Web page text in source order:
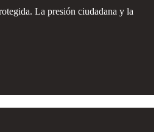
La presión ciudadana y la